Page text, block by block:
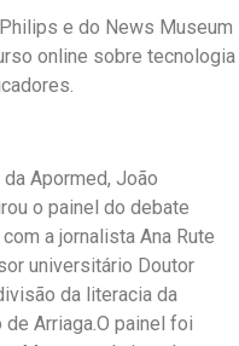
e do News Museum
online sobre tecnologia
Apormed, João
o painel do debate
a jornalista Ana Rute
universitário Doutor
da literacia da
de Arriaga.O painel foi